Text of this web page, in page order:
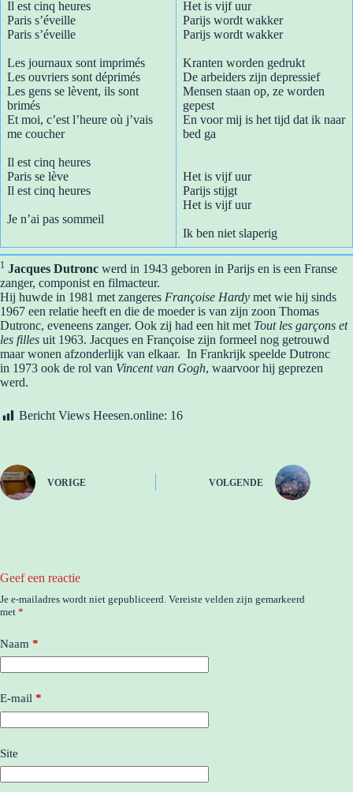
Il est cinq heures
Paris s’éveille
Paris s’éveille
Les journaux sont imprimés
Les ouvriers sont déprimés
Les gens se lèvent, ils sont
brimés
Et moi, c’est l’heure où j’vais
me coucher
Il est cinq heures
Paris se lève
Il est cinq heures
Je n’ai pas sommeil
Het is vijf uur
Parijs wordt wakker
Parijs wordt wakker
Kranten worden gedrukt
De arbeiders zijn depressief
Mensen staan op, ze worden
gepest
En voor mij is het tijd dat ik naar
bed ga
Het is vijf uur
Parijs stijgt
Het is vijf uur
Ik ben niet slaperig
1 Jacques Dutronc werd in 1943 geboren in Parijs en is een Franse
zanger, componist en filmacteur.
Hij huwde in 1981 met zangeres Françoise Hardy met wie hij sinds
1967 een relatie heeft en die de moeder is van zijn zoon Thomas
Dutronc, eveneens zanger. Ook zij had een hit met Tout les garçons et
les filles uit 1963. Jacques en Françoise zijn formeel nog getrouwd
maar wonen afzonderlijk van elkaar. In Frankrijk speelde Dutronc
in 1973 ook de rol van Vincent van Gogh, waarvoor hij geprezen
werd.
Bericht Views Heesen.online: 16
VORIGE VOLGENDE
Geef een reactie
Je e-mailadres wordt niet gepubliceerd. Vereiste velden zijn gemarkeerd
met *
Naam *
E-mail *
Site